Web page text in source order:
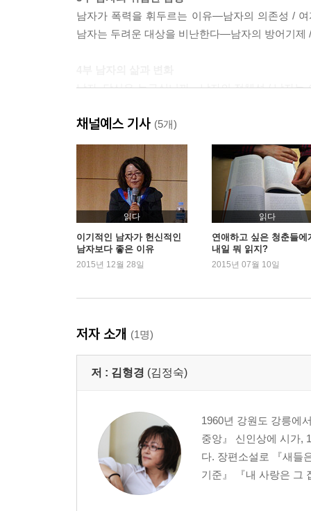
남자가 폭력을 휘두르는 이유―남자의 의존성 /
남자는 두려운 대상을 비난한다―남자의 방어기
남자, 당신은 누구십니까―남자의 정체성 / 남자
채널예스 기사 (5개)
읽다
이기적인 남자가 헌신적인
남자보다 좋은 이유
2015년 12월 28일
읽다
연애하고 싶은 청춘들에
내일 뭐 읽지?
2015년 07월 10일
저자 소개 (1명)
저 : 김형경 (김정숙)
1960년 강원도 강릉에
중앙』 신인상에 시가,
다. 장편소설로 『새들
기준』 『내 사랑은 그